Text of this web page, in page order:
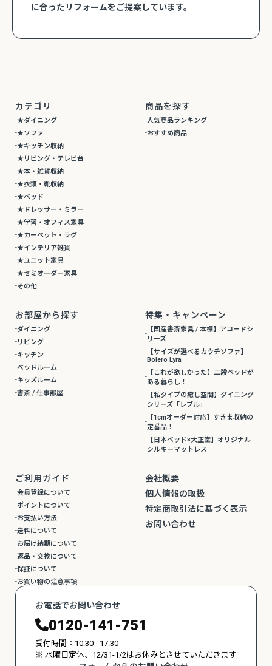
に合ったリフォームをご提案しています。
カテゴリ
★ダイニング
★ソファ
★キッチン収納
★リビング・テレビ台
★本・雑貨収納
★衣類・靴収納
★ベッド
★ドレッサー・ミラー
★学習・オフィス家具
★カーペット・ラグ
★インテリア雑貨
★ユニット家具
★セミオーダー家具
その他
商品を探す
人気商品ランキング
おすすめ商品
お部屋から探す
ダイニング
リビング
キッチン
ベッドルーム
キッズルーム
書斎 / 仕事部屋
特集・キャンペーン
【国産書斎家具 / 本棚】アコードシ
リーズ
【サイズが選べるカウチソファ】
Bolero Lyra
【これが欲しかった】二段ベッドが
ある暮らし！
【私タイプの癒し空間】ダイニング
シリーズ「レブル」
【1cmオーダー対応】すきま収納の
定番品！
【日本ベッド×大正堂】オリジナル
シルキーマットレス
ご利用ガイド
会員登録について
ポイントについて
お支払い方法
送料について
お届け納期について
返品・交換について
保証について
お買い物の注意事項
会社概要
個人情報の取扱
特定商取引法に基づく表示
お問い合わせ
お電話でお問い合わせ
0120-141-751
受付時間：10:30 - 17:30
※ 水曜日定休、12/31-1/2はお休みとさせていただきます